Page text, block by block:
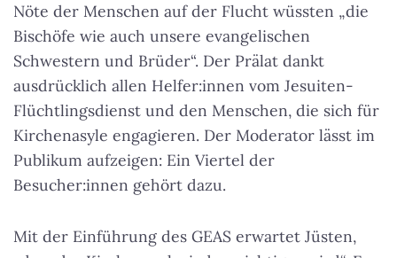
Nöte der Menschen auf der Flucht wüssten „die
Bischöfe wie auch unsere evangelischen
Schwestern und Brüder“. Der Prälat dankt
ausdrücklich allen Helfer:innen vom Jesuiten-
Flüchtlingsdienst und den Menschen, die sich für
Kirchenasyle engagieren. Der Moderator lässt im
Publikum aufzeigen: Ein Viertel der
Besucher:innen gehört dazu.
Mit der Einführung des GEAS erwartet Jüsten,